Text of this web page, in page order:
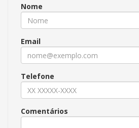
Nome
Email
Telefone
Comentários